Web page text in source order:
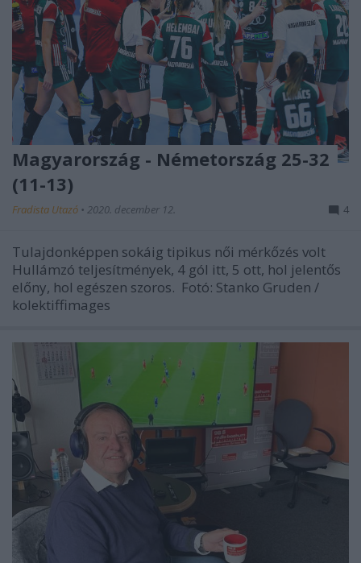
Magyarország - Németország 25-32
(11-13)
Fradista Utazó • 2020. december 12. 4
Tulajdonképpen sokáig tipikus női mérkőzés volt
Hullámzó teljesítmények, 4 gól itt, 5 ott, hol jelentős
előny, hol egészen szoros. Fotó: Stanko Gruden /
kolektiffimages